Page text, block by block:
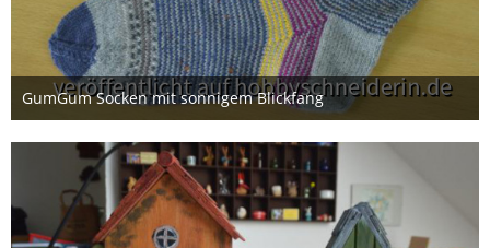
GumGum Socken mit sonnigem Blickfang
1. Juni 2026